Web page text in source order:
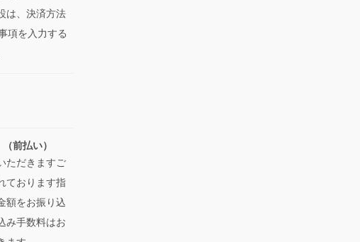
は、決済方法
項を入力する
前払い）
ただきますご
ております指
額をお振り込
み手数料はお